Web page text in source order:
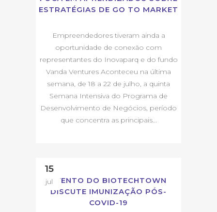
ESTRATÉGIAS DE GO TO MARKET
Empreendedores tiveram ainda a
oportunidade de conexão com
representantes do Inovaparq e do fundo
Vanda Ventures Aconteceu na última
semana, de 18 a 22 de julho, a quinta
Semana Intensiva do Programa de
Desenvolvimento de Negócios, período
que concentra as principais...
15
julEVENTO DO BIOTECHTOWN
DISCUTE IMUNIZAÇÃO PÓS-
COVID-19